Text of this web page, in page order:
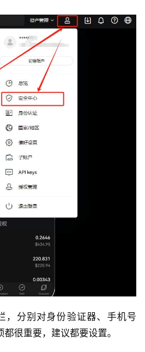
，分别对身份验证器、手机号
很重要，建议都要设置。